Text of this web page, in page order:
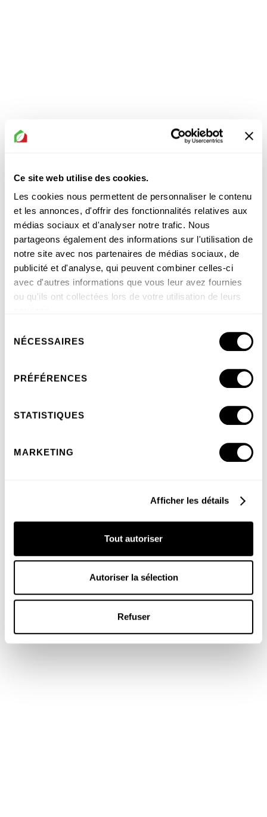
Ce site web utilise des cookies.
Les cookies nous permettent de personnaliser le contenu
et les annonces, d'offrir des fonctionnalités relatives aux
médias sociaux et d'analyser notre trafic. Nous
partageons également des informations sur l'utilisation de
notre site avec nos partenaires de médias sociaux, de
publicité et d'analyse, qui peuvent combiner celles-ci
avec d'autres informations que vous leur avez fournies
ou qu'ils ont collectées lors de votre utilisation de leurs
NÉCESSAIRES
PRÉFÉRENCES
STATISTIQUES
MARKETING
Afficher les détails
Tout autoriser
Autoriser la sélection
Refuser
Trouver son expert en aménagement extéieur
truc #2 : Une première rencontre agréable